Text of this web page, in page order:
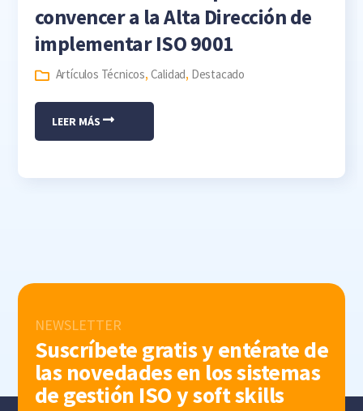
convencer a la Alta Dirección de
implementar ISO 9001
Artículos Técnicos, Calidad, Destacado
LEER MÁS
NEWSLETTER
Suscríbete gratis y entérate de
las novedades en los sistemas
de gestión ISO y soft skills